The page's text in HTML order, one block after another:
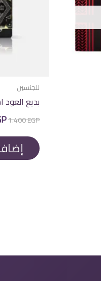
للجنسين
بديع العود
1.400EGP